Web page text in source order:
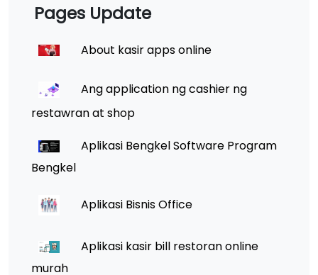
Pages Update
About kasir apps online
Ang application ng cashier ng
restawran at shop
Aplikasi Bengkel Software Program
Bengkel
Aplikasi Bisnis Office
Aplikasi kasir bill restoran online
murah